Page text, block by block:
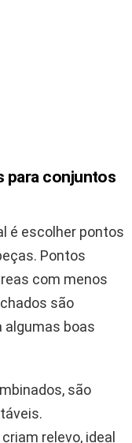
para conjuntos
é escolher pontos
Pontos
com menos
são
algumas boas
são
criam relevo, ideal